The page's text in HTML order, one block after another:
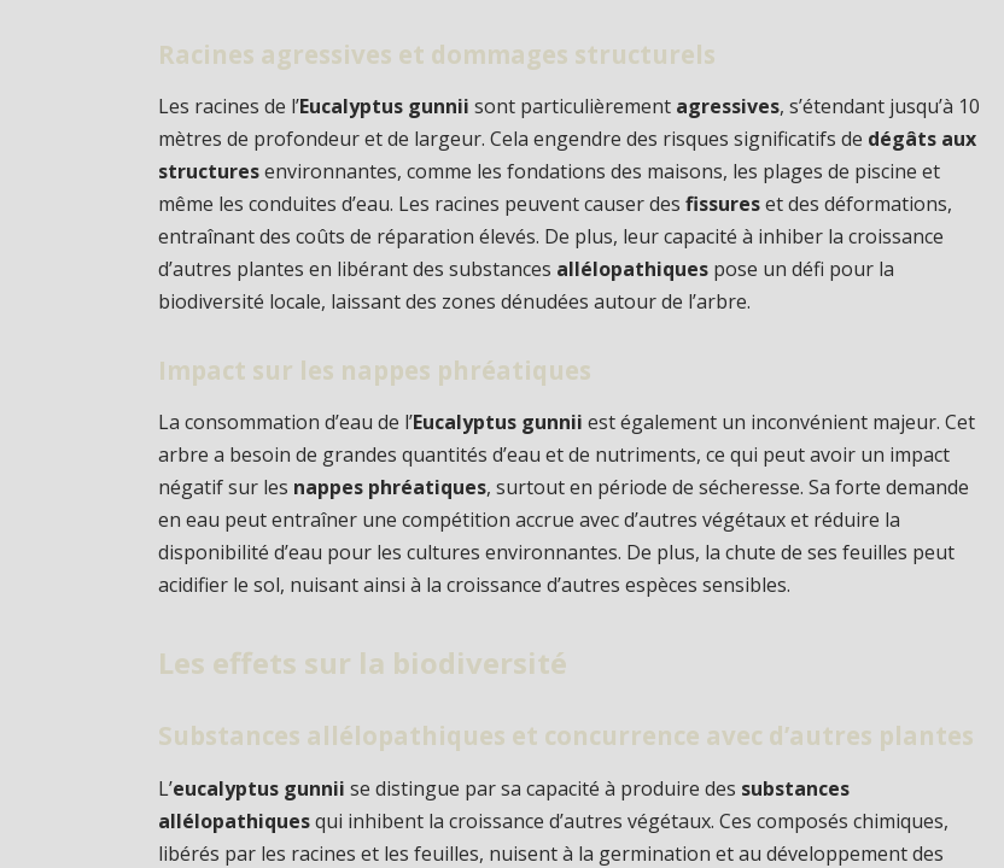
Racines agressives et dommages structurels
Les racines de l’Eucalyptus gunnii sont particulièrement agressives, s’étendant jusqu’à 10
mètres de profondeur et de largeur. Cela engendre des risques significatifs de dégâts aux
structuresenvironnantes, comme les fondations des maisons, les plages de piscine et
même les conduites d’eau. Les racines peuvent causer desfissureset des déformations,
entraînant des coûts de réparation élevés. De plus, leur capacité à inhiber la croissance
d’autres plantes en libérant des substances allélopathiques pose un défi pour la
biodiversité locale, laissant des zones dénudées autour de l’arbre.
Impact sur les nappes phréatiques
La consommation d’eau de l’Eucalyptus gunnii est également un inconvénient majeur. Cet
arbre a besoin de grandes quantités d’eau et de nutriments, ce qui peut avoir un impact
négatif sur les nappes phréatiques, surtout en période de sécheresse. Sa forte demande
en eau peut entraîner une compétition accrue avec d’autres végétaux et réduire la
disponibilité d’eau pour les cultures environnantes. De plus, la chute de ses feuilles peut
acidifier le sol, nuisant ainsi à la croissance d’autres espèces sensibles.
Les effets sur la biodiversité
Substances allélopathiques et concurrence avec d’autres plantes
L’eucalyptus gunnii se distingue par sa capacité à produire des substances
allélopathiquesqui inhibent la croissance d’autres végétaux. Ces composés chimiques,
libérés par les racines et les feuilles, nuisent à la germination et au développement des